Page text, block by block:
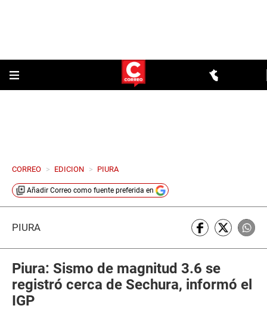
CORREO > EDICION > PIURA
Añadir Correo como fuente preferida en
PIURA
Piura: Sismo de magnitud 3.6 se
registró cerca de Sechura, informó el
IGP